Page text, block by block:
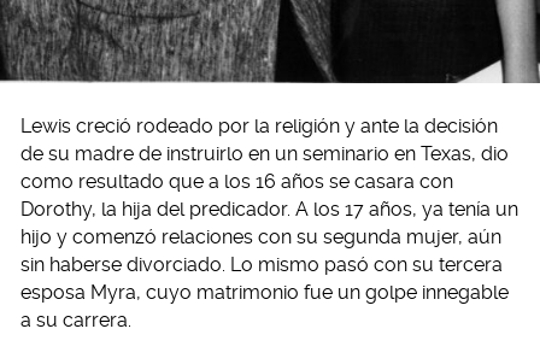
Lewis creció rodeado por la religión y ante la decisión
de su madre de instruirlo en un seminario en Texas, dio
como resultado que a los 16 años se casara con
Dorothy, la hija del predicador. A los 17 años, ya tenía un
hijo y comenzó relaciones con su segunda mujer, aún
sin haberse divorciado. Lo mismo pasó con su tercera
esposa Myra, cuyo matrimonio fue un golpe innegable
a su carrera.